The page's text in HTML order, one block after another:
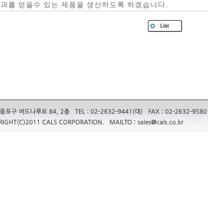
과를 얻을수 있는 제품을 생산하도록 하겠습니다.